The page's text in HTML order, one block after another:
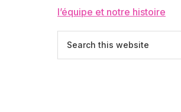
l’équipe et notre histoire
this